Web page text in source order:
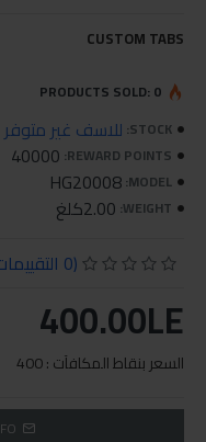
CUSTOM TABS
STOCK: للاسف غير متوفر
REWARD POINTS:
40000
MODEL:
HG20008
WEIGHT: 2.00كلغ
PRODUCTS SOLD: 0
(0 التقييمات)
400.00LE
السعر بنقاط المكافآت : 400